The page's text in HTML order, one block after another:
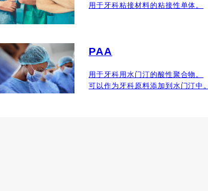
用于牙科粘接材料的粘接性单体。
PAA
用于牙科用水门汀的酸性聚合物。
可以作为牙科原料添加到水门汀中。